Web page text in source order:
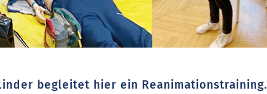
begleitet hier ein Reanimationstraining.